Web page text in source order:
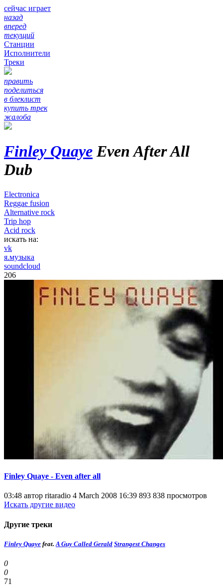
сейчас играет
назад
вперед
текущий
Станции
Исполнители
Треки
править
поделиться
в блеклист
купить трек
жалоба
Finley Quaye Even After All
Dub
Electronica
Reggae fusion
Alternative rock
Trip hop
Acid rock
искать на:
vk
я.музыка
soundcloud
206
Finley Quaye - Even after all
03:48 автор ritaradio 4 March 2008 16:39 893 838 просмотров
Искать другие видео
Другие треки
Finley Quaye feat. A Guy Called Gerald Strangest Changes
0
0
71